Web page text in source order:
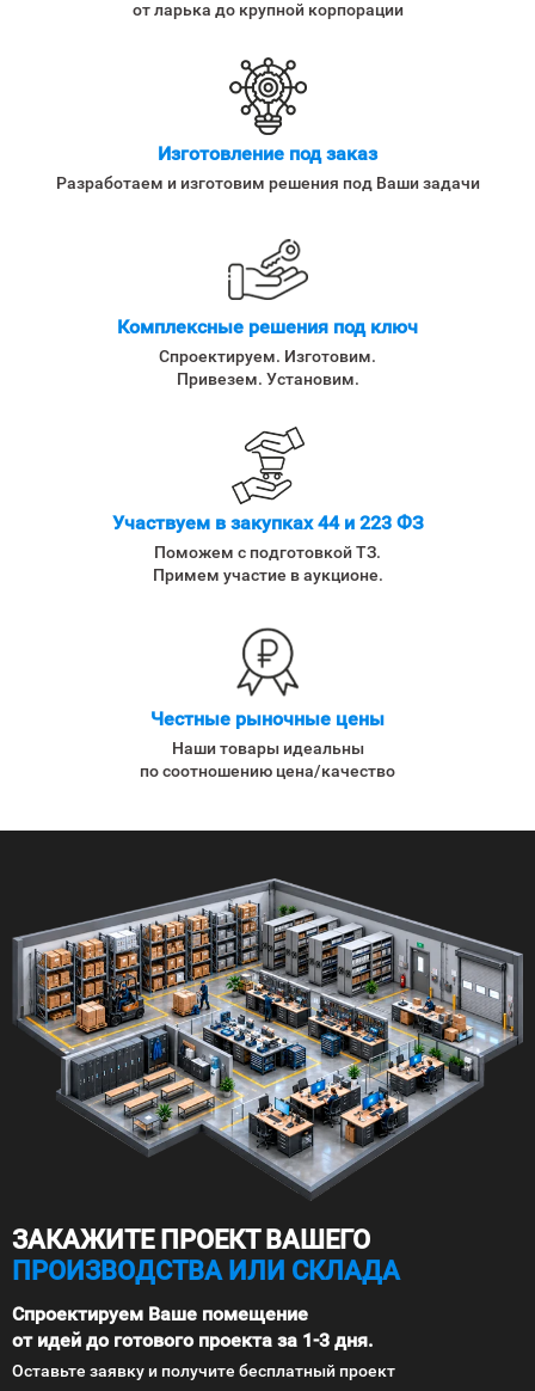
от ларька до крупной корпорации
Изготовление под заказ
Разработаем и изготовим решения под Ваши задачи
Комплексные решения под ключ
Спроектируем. Изготовим.
Привезем. Установим.
Участвуем в закупках 44 и 223 ФЗ
Поможем с подготовкой ТЗ.
Примем участие в аукционе.
Честные рыночные цены
Наши товары идеальны
по соотношению цена/качество
ЗАКАЖИТЕ ПРОЕКТ ВАШЕГО
ПРОИЗВОДСТВА ИЛИ СКЛАДА
Спроектируем Ваше помещение
от идей до готового проекта за 1-3 дня.
Оставьте заявку и получите бесплатный проект